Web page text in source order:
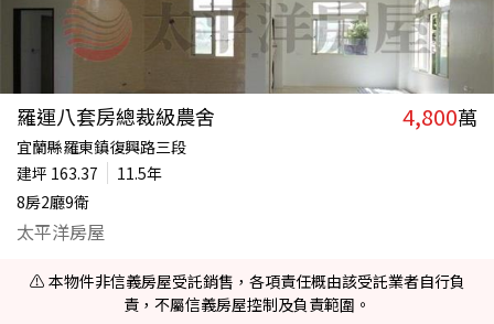
羅運八套房總裁級農舍 4,800萬
宜蘭縣羅東鎮復興路三段
建坪 163.37
11.5年
8房2廳9衛
太平洋房屋
⚠️ 本物件非信義房屋受託銷售，各項責任概由該受託業者自行負
責，不屬信義房屋控制及負責範圍。